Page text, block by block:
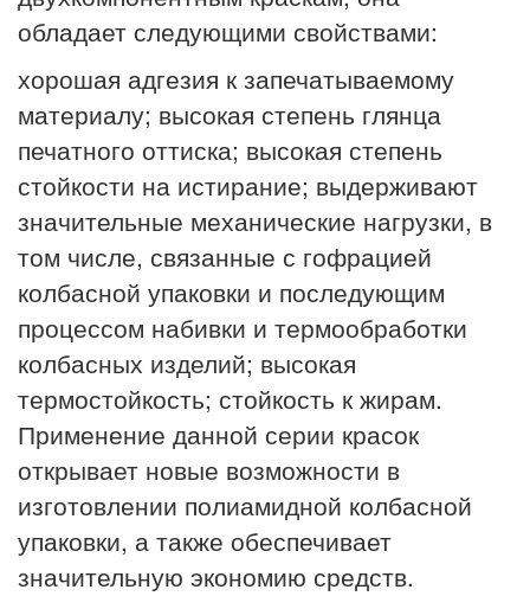
обладает следующими свойствами:
хорошая адгезия к запечатываемому
материалу; высокая степень глянца
печатного оттиска; высокая степень
стойкости на истирание; выдерживают
значительные механические нагрузки, в
том числе, связанные с гофрацией
колбасной упаковки и последующим
процессом набивки и термообработки
колбасных изделий; высокая
термостойкость; стойкость к жирам.
Применение данной серии красок
открывает новые возможности в
изготовлении полиамидной колбасной
упаковки, а также обеспечивает
значительную экономию средств.